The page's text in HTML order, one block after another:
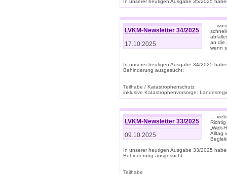
In unserer heutigen Ausgabe 35/2025
LVKM-Newsletter 34/2025
17.10.2025
…
an die
wenn
In unserer heutigen Ausgabe 34/2025
Behinderung ausgesucht:
Teilhabe / Katastrophenschutz
inklusive Katastrophenvorsorge:
LVKM-Newsletter 33/2025
09.10.2025
…
Alltag
In unserer heutigen Ausgabe 33/2025
Behinderung ausgesucht:
Teilhabe